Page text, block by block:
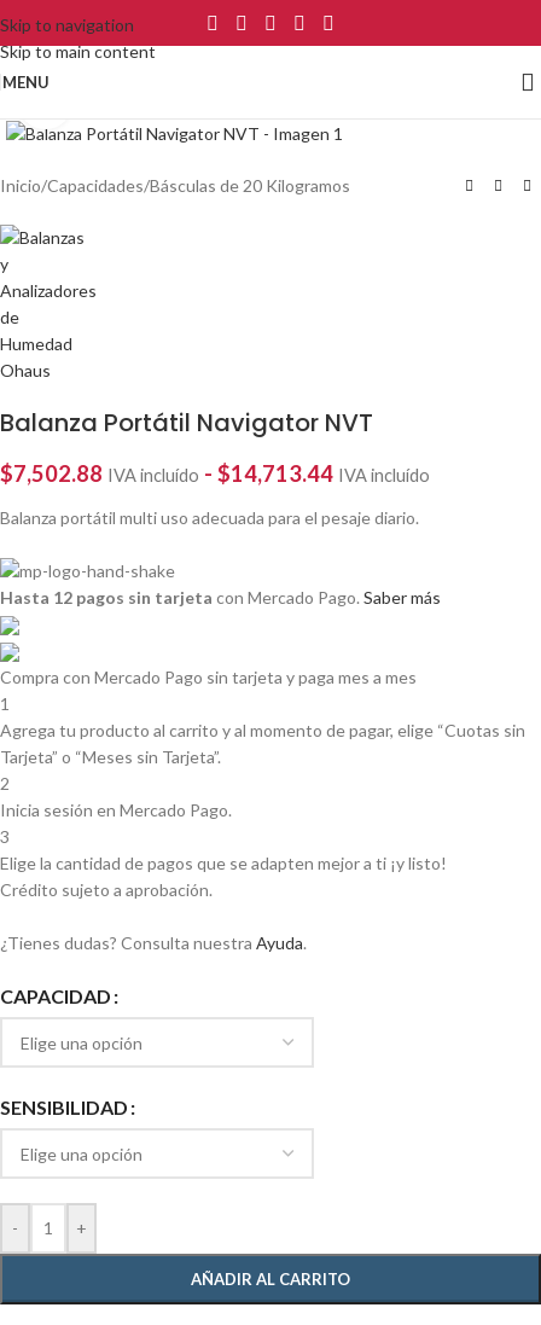
Skip to navigation
Skip to main content
MENU
Inicio/Capacidades/Básculas de 20 Kilogramos
Balanza Portátil Navigator NVT
$7,502.88 IVA incluído - $14,713.44 IVA incluído
Balanza portátil multi uso adecuada para el pesaje diario.
Hasta 12 pagos sin tarjeta con Mercado Pago. Saber más
Compra con Mercado Pago sin tarjeta y paga mes a mes
1
Agrega tu producto al carrito y al momento de pagar, elige “Cuotas sin
Tarjeta” o “Meses sin Tarjeta”.
2
Inicia sesión en Mercado Pago.
3
Elige la cantidad de pagos que se adapten mejor a ti ¡y listo!
Crédito sujeto a aprobación.
¿Tienes dudas? Consulta nuestra Ayuda.
CAPACIDAD
SENSIBILIDAD
- +
AÑADIR AL CARRITO